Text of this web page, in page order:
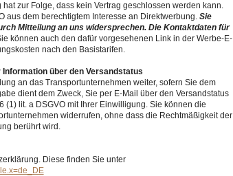
zur Folge, dass kein Vertrag geschlossen werden kann.
aus dem berechtigtem Interesse an Direktwerbung. Sie
Mitteilung an uns widersprechen. Die Kontaktdaten für
können auch den dafür vorgesehenen Link in der Werbe-E-
nach den Basistarifen.
über den Versandstatus
an das Transportunternehmen weiter, sofern Sie dem
dient dem Zweck, Sie per E-Mail über den Versandstatus
(1) lit. a DSGVO mit Ihrer Einwilligung. Sie können die
widerrufen, ohne dass die Rechtmäßigkeit der
berührt wird.
Diese finden Sie unter